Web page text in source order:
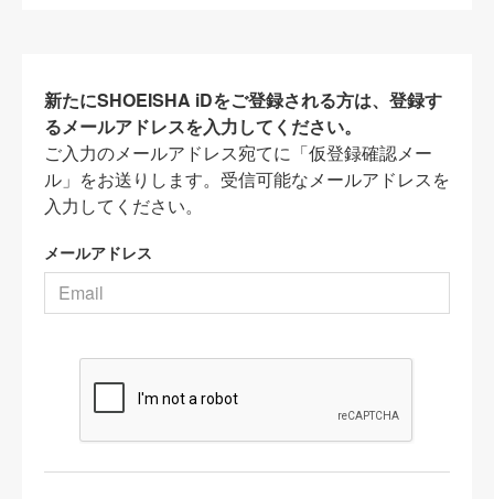
新たにSHOEISHA iDをご登録される方は、登録す
るメールアドレスを入力してください。
ご入力のメールアドレス宛てに「仮登録確認メー
ル」をお送りします。受信可能なメールアドレスを
入力してください。
メールアドレス